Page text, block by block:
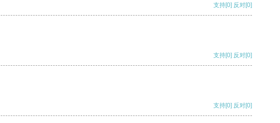
支持[0] 反对[0]
支持[0] 反对[0]
支持[0] 反对[0]